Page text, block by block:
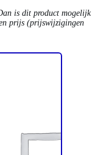
is dit product mogelijk
prijs (prijswijzigingen